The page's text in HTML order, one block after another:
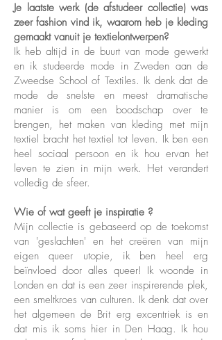
Je laatste werk (de afstudeer collectie) was
zeer fashion vind ik, waarom heb je kleding
gemaakt vanuit je textielontwerpen?
Ik heb altijd in de buurt van mode gewerkt
en ik studeerde mode in Zweden aan de
Zweedse School of Textiles. Ik denk dat de
mode de snelste en meest dramatische
manier is om een boodschap over te
brengen, het maken van kleding met mijn
textiel bracht het textiel tot leven. Ik ben een
heel sociaal persoon en ik hou ervan het
leven te zien in mijn werk. Het verandert
volledig de sfeer.
Wie of wat geeft je inspiratie ?
Mijn collectie is gebaseerd op de toekomst
van 'geslachten' en het creëren van mijn
eigen queer utopie, ik ben heel erg
beïnvloed door alles queer! Ik woonde in
Londen en dat is een zeer inspirerende plek,
een smeltkroes van culturen. Ik denk dat over
het algemeen de Brit erg excentriek is en
dat mis ik soms hier in Den Haag. Ik hou